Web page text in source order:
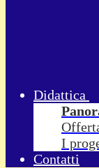
Didattica
I
Contatti